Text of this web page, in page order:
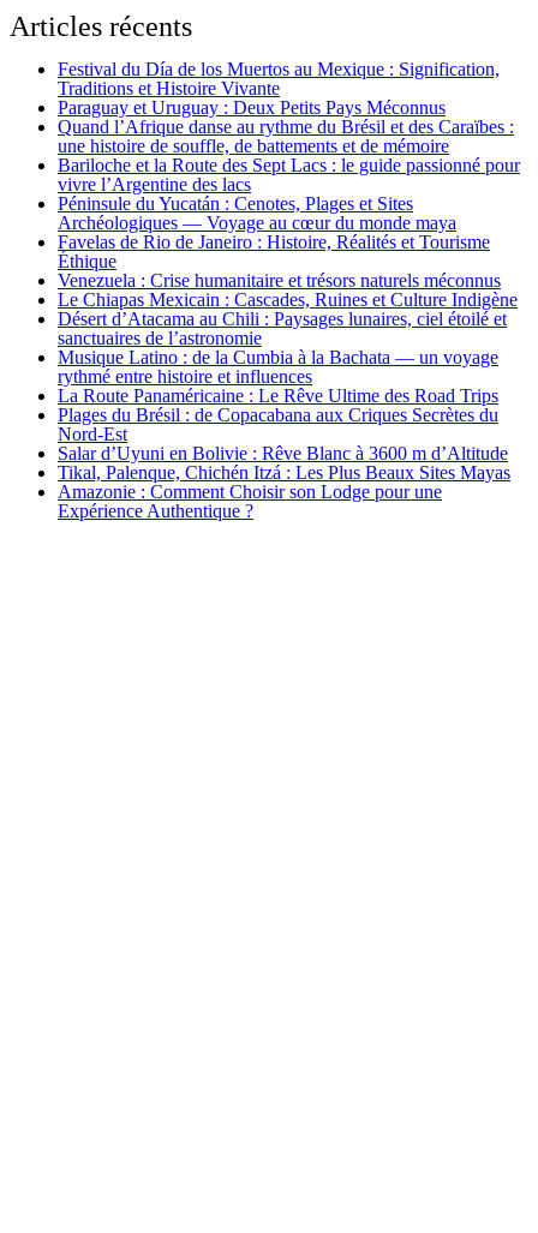
Articles récents
Festival du Día de los Muertos au Mexique : Signification,
Traditions et Histoire Vivante
Paraguay et Uruguay : Deux Petits Pays Méconnus
Quand l’Afrique danse au rythme du Brésil et des Caraïbes :
une histoire de souffle, de battements et de mémoire
Bariloche et la Route des Sept Lacs : le guide passionné pour
vivre l’Argentine des lacs
Péninsule du Yucatán : Cenotes, Plages et Sites
Archéologiques — Voyage au cœur du monde maya
Favelas de Rio de Janeiro : Histoire, Réalités et Tourisme
Éthique
Venezuela : Crise humanitaire et trésors naturels méconnus
Le Chiapas Mexicain : Cascades, Ruines et Culture Indigène
Désert d’Atacama au Chili : Paysages lunaires, ciel étoilé et
sanctuaires de l’astronomie
Musique Latino : de la Cumbia à la Bachata — un voyage
rythmé entre histoire et influences
La Route Panaméricaine : Le Rêve Ultime des Road Trips
Plages du Brésil : de Copacabana aux Criques Secrètes du
Nord-Est
Salar d’Uyuni en Bolivie : Rêve Blanc à 3600 m d’Altitude
Tikal, Palenque, Chichén Itzá : Les Plus Beaux Sites Mayas
Amazonie : Comment Choisir son Lodge pour une
Expérience Authentique ?